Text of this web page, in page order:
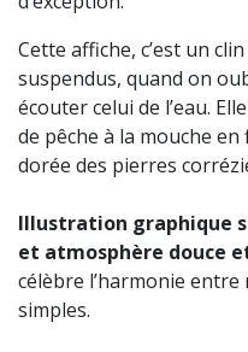
Cette affiche, c’est un
suspendus, quand on
écouter celui de l’eau.
de pêche à la mouche
dorée des pierres
Illustration graphique
et atmosphère douce
célèbre l’harmonie
simples.